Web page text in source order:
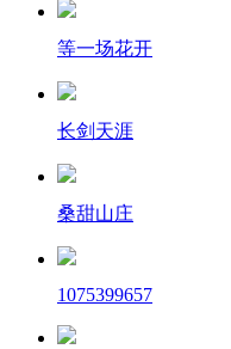
等一场花开
长剑天涯
桑甜山庄
1075399657